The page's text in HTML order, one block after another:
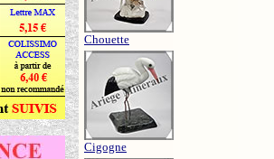
Chouette
Cigogne